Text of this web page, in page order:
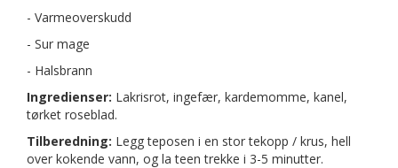
- Varmeoverskudd
- Sur mage
- Halsbrann
Ingredienser: Lakrisrot, ingefær, kardemomme, kanel,
tørket roseblad.
Tilberedning: Legg teposen i en stor tekopp / krus, hell
over kokende vann, og la teen trekke i 3-5 minutter.